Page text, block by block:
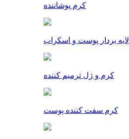
کرم پوشاننده
لایه بردار پوست و اسکراب
کرم و ژل ترمیم کننده
کرم سفت کننده پوست